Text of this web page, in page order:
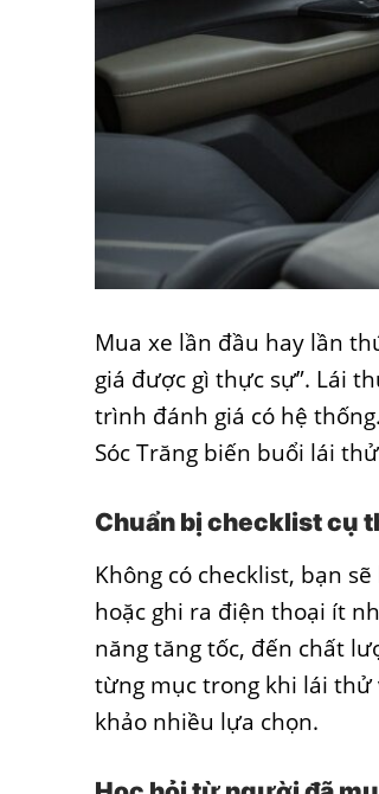
Mua xe lần đầu hay lần
giá được gì thực sự”. Lái
trình đánh giá có hệ
Sóc Trăng biến buổi lái
Chuẩn bị checklist cụ
Không có checklist, bạn
hoặc ghi ra điện thoại ít
năng tăng tốc, đến chất
từng mục trong khi lái thử
khảo nhiều lựa chọn.